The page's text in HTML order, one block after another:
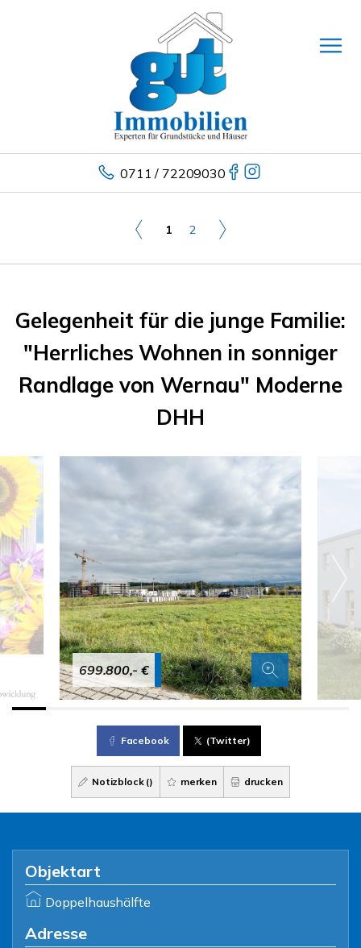
0711 / 72209030
1 2
Gelegenheit für die junge Familie:
"Herrliches Wohnen in sonniger
Randlage von Wernau" Moderne
DHH
699.800,- €
Facebook (Twitter)
Notizblock () merken drucken
Objektart
Doppelhaushälfte
Adresse